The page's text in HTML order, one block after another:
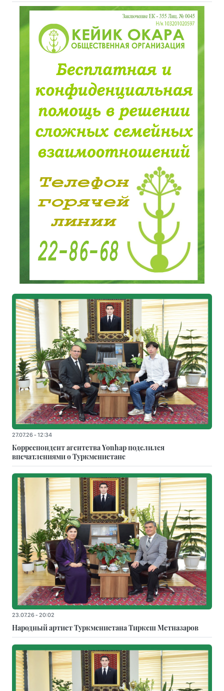
27.07.26 - 12:34
Корреспондент агентства Yonhap поделился
впечатлениями о Туркменистане
23.07.26 - 20:02
Народный артист Туркменистана Тиркеш Мeтназаров